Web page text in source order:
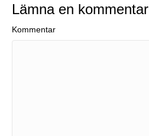
Lämna en kommentar
Kommentar